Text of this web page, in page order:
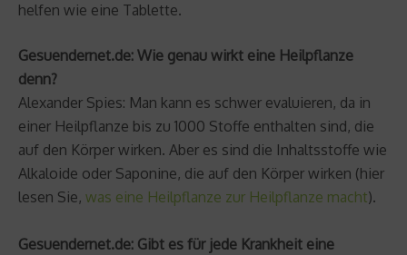
helfen wie eine Tablette.
Gesuendernet.de: Wie genau wirkt eine Heilpflanze
denn?
Alexander Spies: Man kann es schwer evaluieren, da in
einer Heilpflanze bis zu 1000 Stoffe enthalten sind, die
auf den Körper wirken. Aber es sind die Inhaltsstoffe wie
Alkaloide oder Saponine, die auf den Körper wirken (hier
lesen Sie, was eine Heilpflanze zur Heilpflanze macht).
Gesuendernet.de: Gibt es für jede Krankheit eine